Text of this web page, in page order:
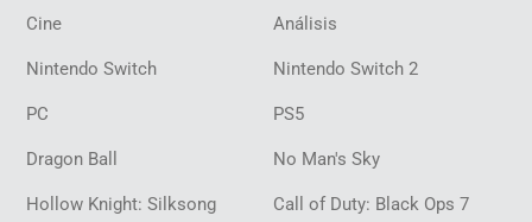
Cine Análisis
Nintendo Switch Nintendo Switch 2
PC PS5
Dragon Ball No Man's Sky
Hollow Knight: Silksong Call of Duty: Black Ops 7